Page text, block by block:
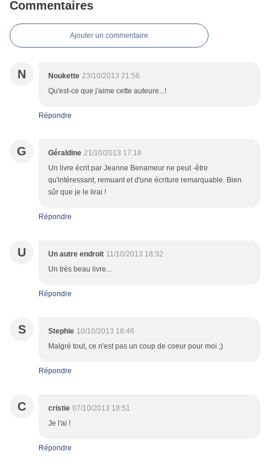
Commentaires
Ajouter un commentaire
N Noukette 23/10/2013 21:56
Qu'est-ce que j'aime cette auteure...!
Répondre
G Géraldine 21/10/2013 17:18
Un livre écrit par Jeanne Benameur ne peut -être
qu'intéressant, remuant et d'une écriture remarquable. Bien
sûr que je le lirai !
Répondre
U Un autre endroit 11/10/2013 18:32
Un très beau livre...
Répondre
S Stephie 10/10/2013 18:46
Malgré tout, ce n'est pas un coup de coeur pour moi ;)
Répondre
C cristie 07/10/2013 18:51
Je l'ai !
Répondre